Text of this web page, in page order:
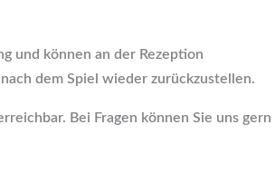
und können an der Rezeption
dem Spiel wieder zurückzustellen.
Bei Fragen können Sie uns gern